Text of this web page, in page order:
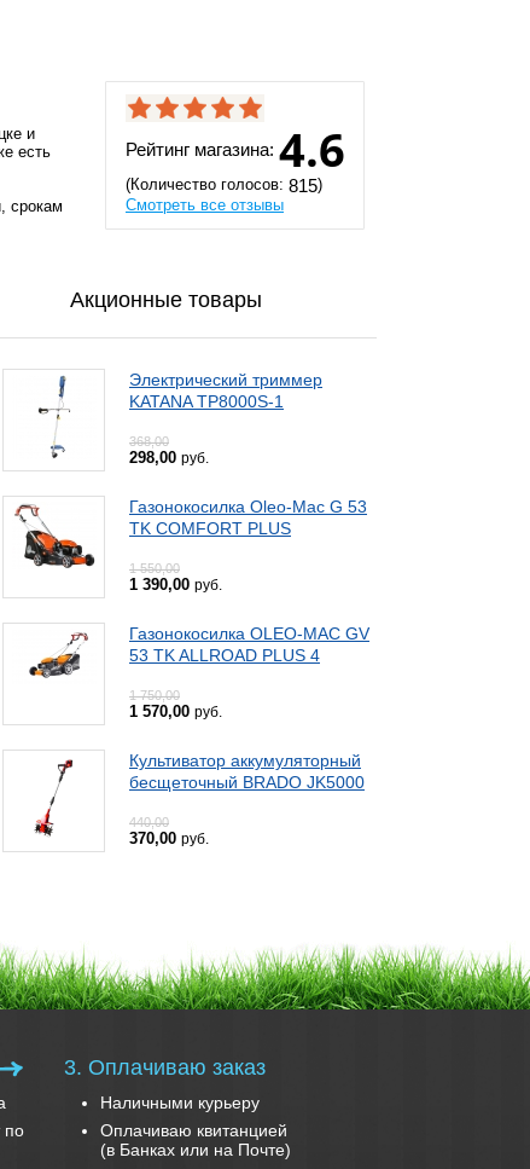
и
есть
срокам
Рейтинг магазина: 4.6
(Количество голосов: 815)
Смотреть все отзывы
Акционные товары
Электрический триммер
KATANA TP8000S-1
368,00
298,00 руб.
Газонокосилка Oleo-Mac G 53
TK COMFORT PLUS
1 550,00
1 390,00 руб.
Газонокосилка OLEO-MAC GV
53 TK ALLROAD PLUS 4
1 750,00
1 570,00 руб.
Культиватор аккумуляторный
бесщеточный BRADO JK5000
440,00
370,00 руб.
по
3. Оплачиваю заказ
Наличными курьеру
Оплачиваю квитанцией
(в Банках или на Почте)